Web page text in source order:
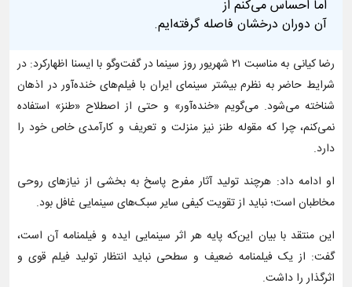
اما احساس می‌کنم از
آن دوران درخشان فاصله گرفته‌ایم.
رضا کیانی به مناسبت ۲۱ شهریور روز سینما در گفت‌وگو با ایسنا اظهارکرد: در
شرایط حاضر به نظرم بیشتر سینمای ایران با فیلم‌های خنده‌آور در اذهان
شناخته می‌شود. می‌گویم «خنده‌آور» و حتی از اصطلاح «طنز» استفاده
نمی‌کنم، چرا که مقوله طنز نیز منزلت و تعریف و کارآمدی خاص خود را
دارد.
او ادامه داد: هرچند تولید آثار مفرح پاسخ به بخشی از نیازهای روحی
مخاطبان است؛ نباید از تقویت کیفی سایر سبک‌های سینمایی غافل بود.
این منتقد با بیان این‌که پایه هر اثر سینمایی ایده و فیلمنامه آن است،
گفت: از یک فیلمنامه ضعیف و سطحی نباید انتظار تولید فیلم قوی و
اثرگذار را داشت.